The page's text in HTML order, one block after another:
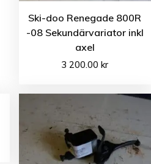
Ski-doo Renegade 800R
-08 Sekundärvariator inkl
axel
3 200.00kr